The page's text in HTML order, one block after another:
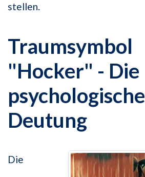
stellen.
Traumsymbol
"Hocker" - Die
psychologische
Deutung
Die